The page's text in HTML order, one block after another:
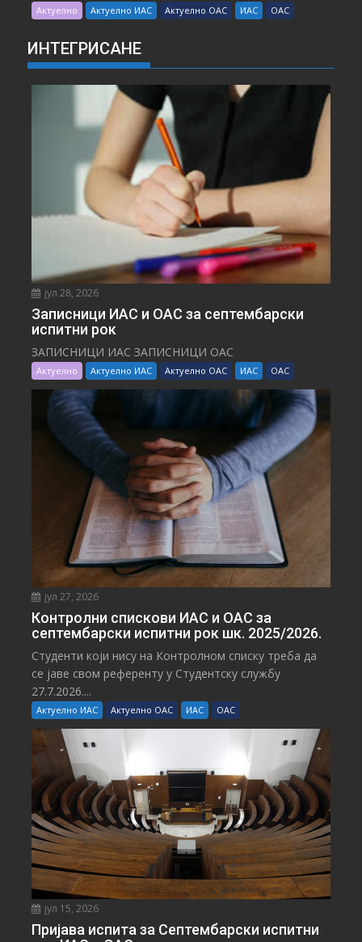
Актуелно Актуелно ИАС Актуелно ОАС ИАС ОАС
ИНТЕГРИСАНЕ
јул 28, 2026
Записници ИАС и ОАС за септембарски
испитни рок
ЗАПИСНИЦИ ИАС ЗАПИСНИЦИ ОАС
Актуелно Актуелно ИАС Актуелно ОАС ИАС ОАС
јул 27, 2026
Контролни спискови ИАС и ОАС за
септембарски испитни рок шк. 2025/2026.
Студенти који нису на Контролном списку треба да
се јаве свом референту у Студентску службу
27.7.2026....
Актуелно ИАС Актуелно ОАС ИАС ОАС
јул 15, 2026
Пријава испита за Септембарски испитни